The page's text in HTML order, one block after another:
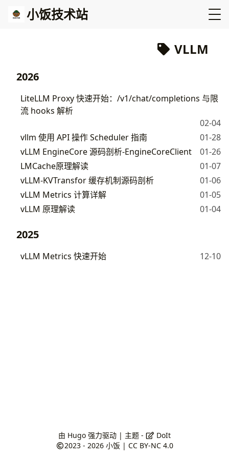
小饭技术站
VLLM
2026
LiteLLM Proxy 快速开始：/v1/chat/completions 与限
流 hooks 解析
02-04
vllm 使用 API 操作 Scheduler 指南
01-28
vLLM EngineCore 源码剖析-EngineCoreClient
01-26
LMCache原理解读
01-07
vLLM-KVTransfor 缓存机制源码剖析
01-06
vLLM Metrics 计算详解
01-05
vLLM 原理解读
01-04
2025
vLLM Metrics 快速开始 12-10
由 Hugo强力驱动 | 主题 -
DoIt
2023 - 2026 小饭 |CC BY-NC 4.0